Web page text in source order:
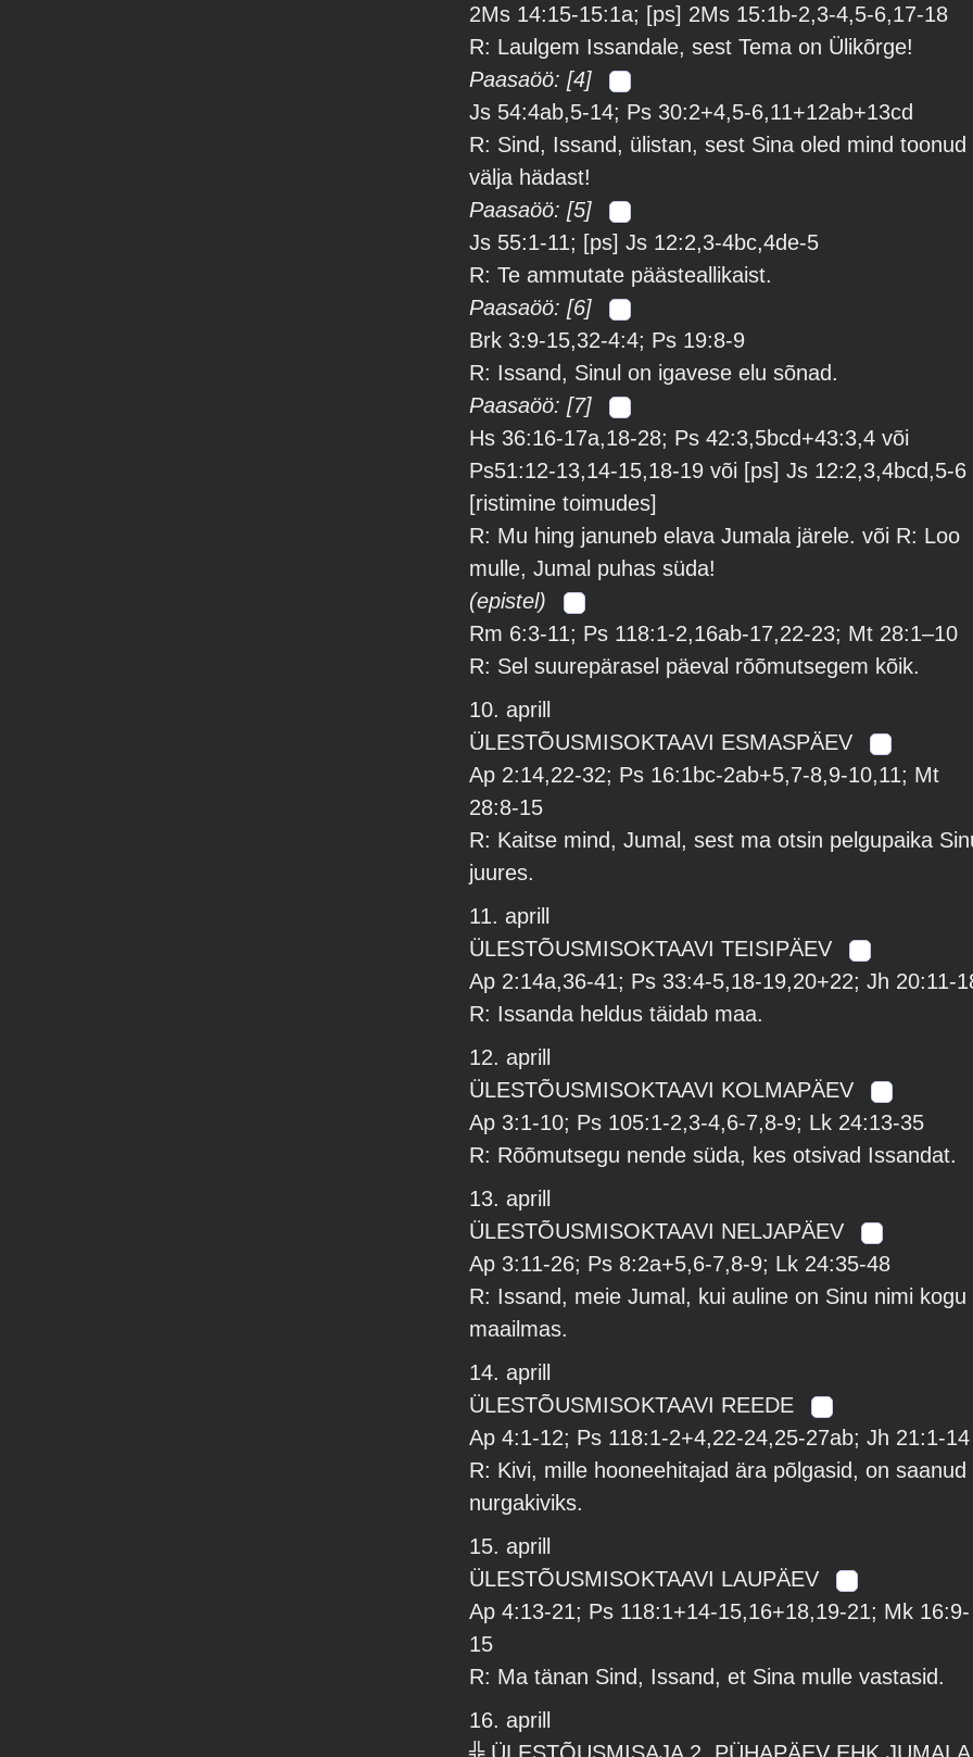
2Ms 14:15-15:1a; [ps] 2Ms 15:1b-2,3-4,5-6,17-18
R: Laulgem Issandale, sest Tema on Ülikõrge!
Paasaöö: [4]
Js 54:4ab,5-14; Ps 30:2+4,5-6,11+12ab+13cd
R: Sind, Issand, ülistan, sest Sina oled mind toonud
välja hädast!
Paasaöö: [5]
Js 55:1-11; [ps] Js 12:2,3-4bc,4de-5
R: Te ammutate päästeallikaist.
Paasaöö: [6]
Brk 3:9-15,32-4:4; Ps 19:8-9
R: Issand, Sinul on igavese elu sõnad.
Paasaöö: [7]
Hs 36:16-17a,18-28; Ps 42:3,5bcd+43:3,4 või
Ps51:12-13,14-15,18-19 või [ps] Js 12:2,3,4bcd,5-6
[ristimine toimudes]
R: Mu hing januneb elava Jumala järele. või R: Loo
mulle, Jumal puhas süda!
(epistel)
Rm 6:3-11; Ps 118:1-2,16ab-17,22-23; Mt 28:1–10
R: Sel suurepärasel päeval rõõmutsegem kõik.
10. aprill
ÜLESTÕUSMISOKTAAVI ESMASPÄEV
Ap 2:14,22-32; Ps 16:1bc-2ab+5,7-8,9-10,11; Mt
28:8-15
R: Kaitse mind, Jumal, sest ma otsin pelgupaika
juures.
11. aprill
ÜLESTÕUSMISOKTAAVI TEISIPÄEV
Ap 2:14a,36-41; Ps 33:4-5,18-19,20+22; Jh 20:11-
R: Issanda heldus täidab maa.
12. aprill
ÜLESTÕUSMISOKTAAVI KOLMAPÄEV
Ap 3:1-10; Ps 105:1-2,3-4,6-7,8-9; Lk 24:13-35
R: Rõõmutsegu nende süda, kes otsivad Issandat.
13. aprill
ÜLESTÕUSMISOKTAAVI NELJAPÄEV
Ap 3:11-26; Ps 8:2a+5,6-7,8-9; Lk 24:35-48
R: Issand, meie Jumal, kui auline on Sinu nimi kogu
maailmas.
14. aprill
ÜLESTÕUSMISOKTAAVI REEDE
Ap 4:1-12; Ps 118:1-2+4,22-24,25-27ab; Jh 21:1-14
R: Kivi, mille hooneehitajad ära põlgasid, on saanud
nurgakiviks.
15. aprill
ÜLESTÕUSMISOKTAAVI LAUPÄEV
Ap 4:13-21; Ps 118:1+14-15,16+18,19-21; Mk 16:9-
15
R: Ma tänan Sind, Issand, et Sina mulle vastasid.
16. aprill